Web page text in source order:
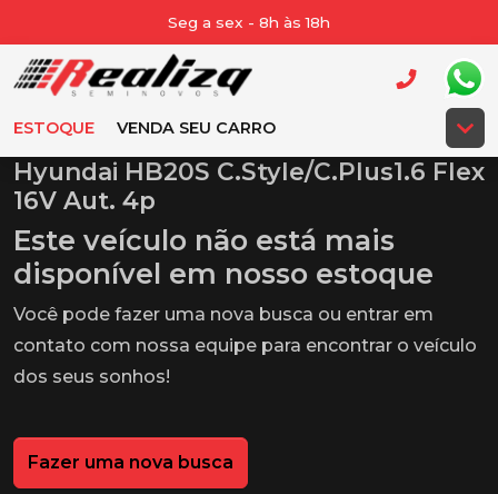
Seg a sex - 8h às 18h
ESTOQUE VENDA SEU CARRO
Hyundai HB20S C.Style/C.Plus1.6 Flex
16V Aut. 4p
Este veículo não está mais
disponível em nosso estoque
Você pode fazer uma nova busca ou entrar em
contato com nossa equipe para encontrar o veículo
dos seus sonhos!
Fazer uma nova busca